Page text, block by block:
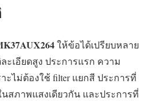
ให้ข้อได้เปรียบหลาย
เอียดสูง ประการแรก ความ
ะไม่ต้องใช้ filter แยกสี ประการที่
สภาพแสงเดียวกัน และประการที่